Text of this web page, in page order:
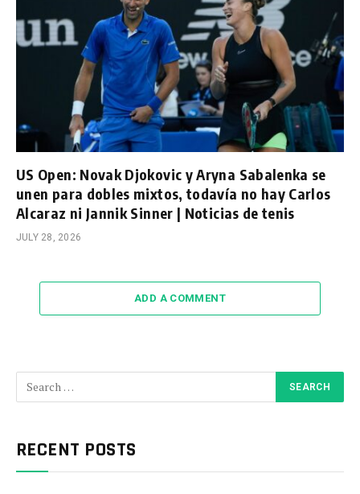
US Open: Novak Djokovic y Aryna Sabalenka se
unen para dobles mixtos, todavía no hay Carlos
Alcaraz ni Jannik Sinner | Noticias de tenis
JULY 28, 2026
ADD A COMMENT
RECENT POSTS